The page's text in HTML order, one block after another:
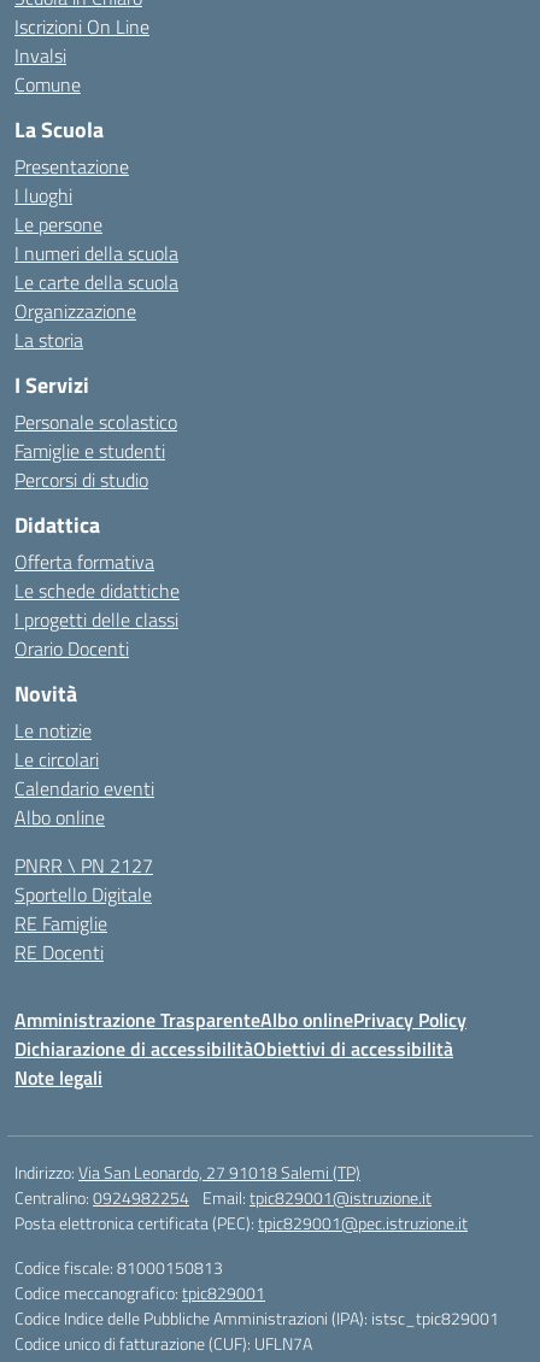
Iscrizioni On Line
Invalsi
Comune
La Scuola
Presentazione
I luoghi
Le persone
I numeri della scuola
Le carte della scuola
Organizzazione
La storia
I Servizi
Personale scolastico
Famiglie e studenti
Percorsi di studio
Didattica
Offerta formativa
Le schede didattiche
I progetti delle classi
Orario Docenti
Novità
Le notizie
Le circolari
Calendario eventi
Albo online
PNRR \ PN 2127
Sportello Digitale
RE Famiglie
RE Docenti
Amministrazione TrasparenteAlbo onlinePrivacy Policy
Dichiarazione di accessibilitàObiettivi di accessibilità
Note legali
Indirizzo:Via San Leonardo, 27 91018 Salemi (TP)
Centralino:0924982254 Email:tpic829001@istruzione.it
Posta elettronica certificata (PEC):tpic829001@pec.istruzione.it
Codice fiscale: 81000150813
Codice meccanografico:tpic829001
Codice Indice delle Pubbliche Amministrazioni (IPA): istsc_tpic829001
Codice unico di fatturazione (CUF): UFLN7A